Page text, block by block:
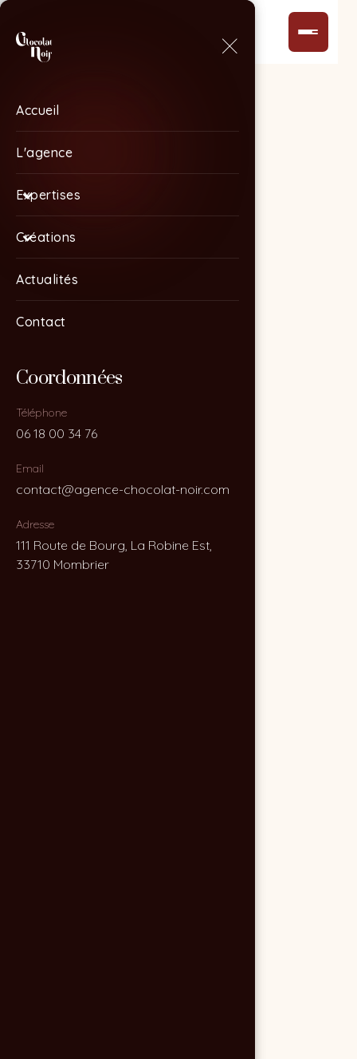
Accueil
L'agence
Expertises
Créations
Actualités
Contact
Coordonnées
Téléphone
06 18 00 34 76
Email
contact@agence-chocolat-noir.com
Adresse
111 Route de Bourg, La Robine Est,
33710 Mombrier
Accueil
L'agence
Expertises
Créations
Actualités
Contact
Coordonnées
Téléphone
06 18 00 34 76
Email
contact@agence-chocolat-noir.com
Adresse
111 Route de Bourg, La Robine Est,
33710 Mombrier